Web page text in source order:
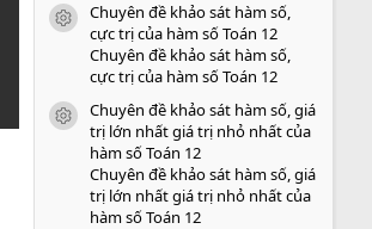
icon tài liệu
Chuyên đề khảo sát hàm số,
cực trị của hàm số Toán 12
Chuyên đề khảo sát hàm số,
cực trị của hàm số Toán 12
icon tài liệu
Chuyên đề khảo sát hàm số, giá
trị lớn nhất giá trị nhỏ nhất của
hàm số Toán 12
Chuyên đề khảo sát hàm số, giá
trị lớn nhất giá trị nhỏ nhất của
hàm số Toán 12